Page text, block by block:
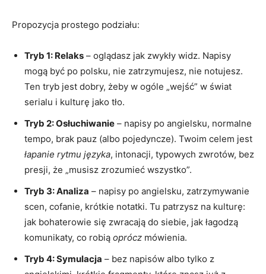
Propozycja prostego podziału:
Tryb 1: Relaks – oglądasz jak zwykły widz. Napisy
mogą być po polsku, nie zatrzymujesz, nie notujesz.
Ten tryb jest dobry, żeby w ogóle „wejść” w świat
serialu i kulturę jako tło.
Tryb 2: Osłuchiwanie – napisy po angielsku, normalne
tempo, brak pauz (albo pojedyncze). Twoim celem jest
łapanie rytmu języka, intonacji, typowych zwrotów, bez
presji, że „musisz zrozumieć wszystko”.
Tryb 3: Analiza – napisy po angielsku, zatrzymywanie
scen, cofanie, krótkie notatki. Tu patrzysz na kulturę:
jak bohaterowie się zwracają do siebie, jak łagodzą
komunikaty, co robią oprócz mówienia.
Tryb 4: Symulacja – bez napisów albo tylko z